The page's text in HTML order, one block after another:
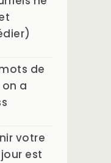
de
a
votre
est